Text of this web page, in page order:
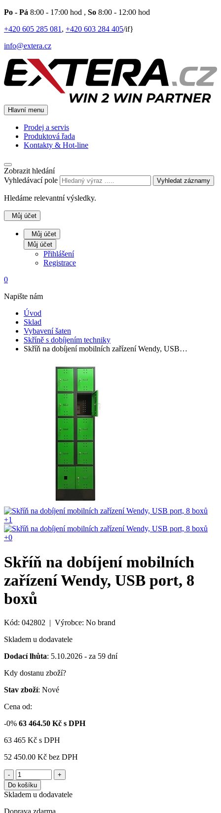
Po - Pá 8:00 - 17:00 hod , So 8:00 - 12:00 hod
+420 605 285 081 , +420 603 284 405/if}
info@extera.cz
Hlavní menu
Prodej a servis
Produktová řada
Kontakty & Hot-line
Zobrazit hledání
Vyhledávací pole
Vyhledat záznamy
Hledáme relevantní výsledky.
Můj účet
Můj účet
Můj účet
Přihlášení
Registrace
0
Napište nám
Úvod
Sklad
Vybavení šaten
Skříně s dobíjením techniky
Skříň na dobíjení mobilních zařízení Wendy, USB…
+1
+0
Skříň na dobíjení mobilních
zařízení Wendy, USB port, 8
boxů
Kód: 042802 | Výrobce: No brand
Skladem u dodavatele
Dodací lhůta: 5.10.2026 - za 59 dní
Kdy dostanu zboží?
Stav zboží: Nové
Cena od:
-0% 63 464.50 Kč s DPH
63 465 Kč s DPH
52 450.00 Kč bez DPH
-
+
Do košíku
Skladem u dodavatele